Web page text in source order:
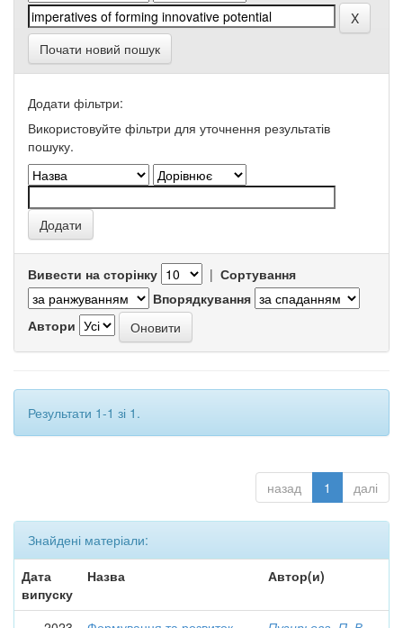
Почати новий пошук
Додати фільтри:
Використовуйте фільтри для уточнення результатів
пошуку.
Вивести на сторінку | Сортування
Впорядкування
Автори
Результати 1-1 зі 1.
назад 1 далі
Знайдені матеріали:
Дата
випуску
Назва Автор(и)